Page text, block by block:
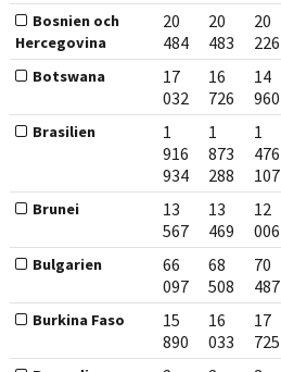
Bosnien och
Hercegovina
20
484
20
483
20
226
Botswana
17
032
16
726
14
960
Brasilien
1
916
934
1
873
288
1
476
107
Brunei
13
567
13
469
12
006
Bulgarien
66
097
68
508
70
487
Burkina Faso
15
890
16
033
17
725